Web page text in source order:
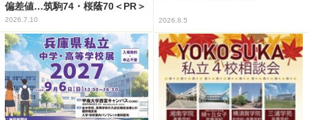
偏差値…筑駒74・桜蔭70＜PR＞
2026.7.10 2026.8.5